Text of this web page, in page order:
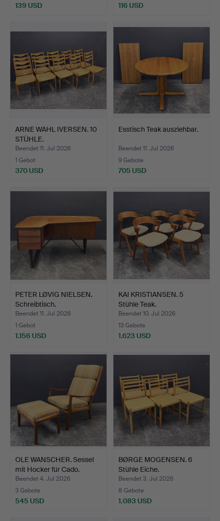
139 USD 116 USD
ARNE WAHL IVERSEN. 10
STÜHLE.
Beendet 11. Jul 2026
1 Gebot
370 USD
Esstisch Teak ausziehbar.
Beendet 11. Jul 2026
9 Gebote
705 USD
PETER LØVIG NIELSEN.
Schreibtisch.
Beendet 11. Jul 2026
1 Gebot
1.156 USD
KAI KRISTIANSEN. 5
Stühle Teak.
Beendet 10. Jul 2026
13 Gebote
1.623 USD
OLE WANSCHER. Sessel
mit Hocker für Cado.
Beendet 4. Jul 2026
3 Gebote
545 USD
BØRGE MOGENSEN. 6
Stühle Eiche.
Beendet 3. Jul 2026
8 Gebote
1.083 USD